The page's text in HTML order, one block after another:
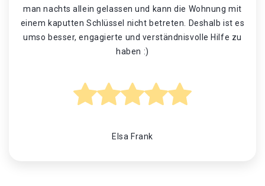
man nachts allein gelassen und kann die Wohnung mit
einem kaputten Schlüssel nicht betreten. Deshalb ist es
umso besser, engagierte und verständnisvolle Hilfe zu
haben :)
Elsa Frank